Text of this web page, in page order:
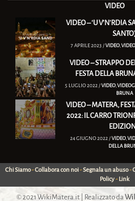
VIDEO
VIDEO – ‘U V’N’RDIA
7 APRILE 2023 /VIDEO,
VIDEO – STRAPPO
FESTA DELLA
5 LUGLIO 2022 /VIDEO ,
BRUNA
VIDEO – MATERA,
2022: IL CARRO
24 GIUGNO 2022 /VIDEO ,
DELLA
Chi Siamo-Collabora con noi-Segnala un abuso-
Policy- Link
© 2021 WikiMatera.it| Realizzato da